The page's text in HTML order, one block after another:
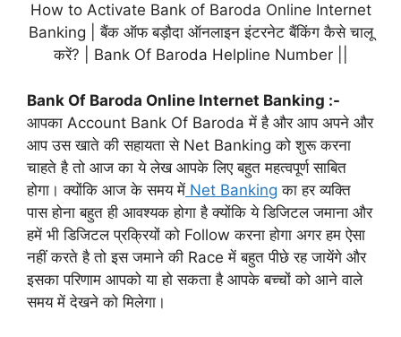
How to Activate Bank of Baroda Online Internet
Banking | बैंक ऑफ बड़ौदा ऑनलाइन इंटरनेट बैंकिंग कैसे चालू
करें? | Bank Of Baroda Helpline Number ||
Bank Of Baroda Online Internet Banking :-
आपका Account Bank Of Baroda में है और आप अपने और
आप उस खाते की सहायता से Net Banking को शुरू करना
चाहते है तो आज का ये लेख आपके लिए बहुत महत्वपूर्ण साबित
होगा। क्योंकि आज के समय में Net Banking का हर व्यक्ति
पास होना बहुत ही आवश्यक होगा है क्योंकि ये डिजिटल जमाना और
हमें भी डिजिटल प्रक्रियों को Follow करना होगा अगर हम ऐसा
नहीं करते है तो इस जमाने की Race में बहुत पीछे रह जायेंगे और
इसका परिणाम आपको या हो सकता है आपके बच्चों को आने वाले
समय में देखने को मिलेगा।